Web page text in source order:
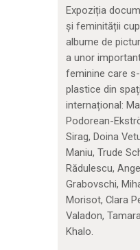
Expoziția
și feminității
albume de
a unor
feminine care
plastice din
internațional:
Podorean-
Sirag, Doina
Maniu, Trude
Rădulescu,
Grabovschi,
Morisot, Clara
Valadon,
Khalo.